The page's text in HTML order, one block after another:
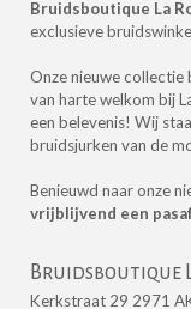
Bruidsboutique La
exclusieve
Onze nieuwe collectie
van harte welkom bij
een belevenis! Wij
bruidsjurken van de
Benieuwd naar onze
vrijblijvend een
Bruidsboutique
Kerkstraat 29 2971